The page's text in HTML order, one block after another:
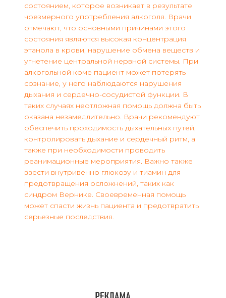
состоянием, которое возникает в результате
чрезмерного употребления алкоголя. Врачи
отмечают, что основными причинами этого
состояния являются высокая концентрация
этанола в крови, нарушение обмена веществ и
угнетение центральной нервной системы. При
алкогольной коме пациент может потерять
сознание, у него наблюдаются нарушения
дыхания и сердечно-сосудистой функции. В
таких случаях неотложная помощь должна быть
оказана незамедлительно. Врачи рекомендуют
обеспечить проходимость дыхательных путей,
контролировать дыхание и сердечный ритм, а
также при необходимости проводить
реанимационные мероприятия. Важно также
ввести внутривенно глюкозу и тиамин для
предотвращения осложнений, таких как
синдром Вернике. Своевременная помощь
может спасти жизнь пациента и предотвратить
серьезные последствия.